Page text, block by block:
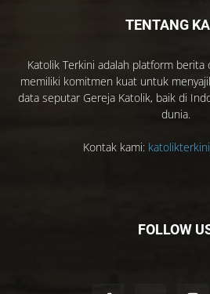
TENTANG
Katolik Terkini adalah platform
memiliki komitmen kuat untuk
data seputar Gereja Katolik, baik di
dunia.
Kontak kami:
FOLLOW